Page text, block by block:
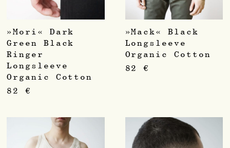
»Mori« Dark
Green Black
Ringer
Longsleeve
Organic Cotton
82 €
»Mack« Black
Longsleeve
Organic Cotton
82€